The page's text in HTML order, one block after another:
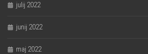
julij 2022
junij 2022
maj 2022